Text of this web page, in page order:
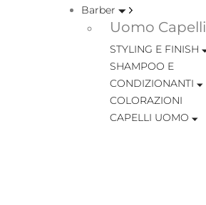
Barber
Uomo Capelli
STYLING E FINISH
SHAMPOO E
CONDIZIONANTI
COLORAZIONI
CAPELLI UOMO